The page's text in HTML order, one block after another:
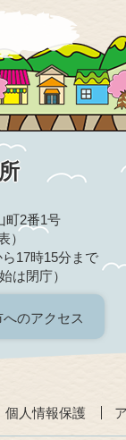
町2番1号
）
17時15分まで
は閉庁）
へのアクセス
個人情報保護